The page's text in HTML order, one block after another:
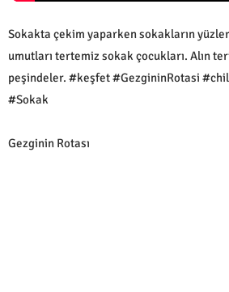
Sokakta çekim yaparken sokakların
umutları tertemiz sokak çocukları. Alın
peşindeler. #keşfet #GezgininRotasi
#Sokak
Gezginin Rotası